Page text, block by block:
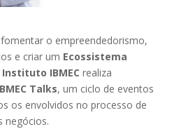
o empreendedorismo,
e criar um Ecossistema
Instituto IBMEC realiza
Talks, um ciclo de eventos
os envolvidos no processo de
negócios.